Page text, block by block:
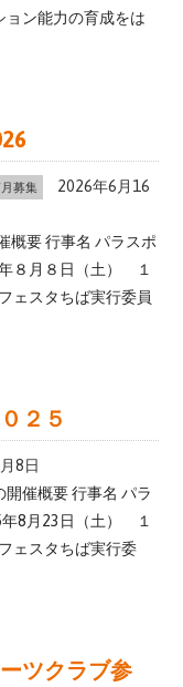
ョン能力の育成をは
募集
2026年6月16
概要 行事名 パラスポ
８月８日（土） １
ェスタちば実行委員
２５
8日
開催概要 行事名 パラ
年8月23日（土） １
ェスタちば実行委
ツクラブ参